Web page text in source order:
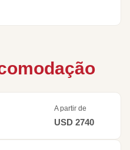
A partir de
USD 2740